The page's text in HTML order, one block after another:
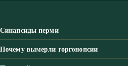
Синапсиды перми
Почему вымерли горгонопсии